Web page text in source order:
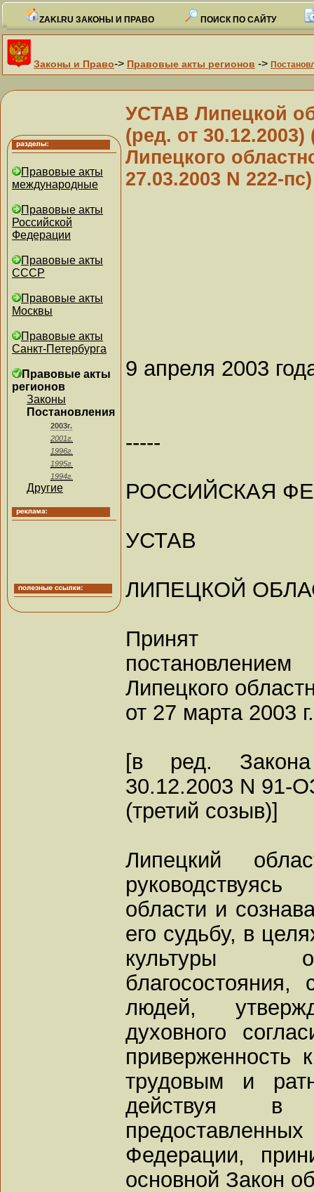
ZAKI.RU ЗАКОНЫ И ПРАВО ПОИСК ПО САЙТУ
Законы и Право-> Правовые акты регионов ->
Правовые акты
международные
Правовые акты
Российской
Федерации
Правовые акты
СССР
Правовые акты
Москвы
Правовые акты
Санкт-Петербурга
Правовые акты
регионов
Законы
Постановления
2003г.
2001г.
1996г.
1995г.
1994г.
Другие
УСТАВ Липецкой
(ред. от
Липецкого
27.03.2003 N 222-пс)
9 апреля 2003
-----
РОССИЙСКАЯ
УСТАВ
ЛИПЕЦКОЙ
Принят
постановлением
Липецкого
от 27 марта 2003
[в ред.
30.12.2003 N 91-
(третий созыв)]
Липецкий
области и
его судьбу, в
культуры
людей,
духовного
приверженность
трудовым и
действуя в
Федерации,
основной Закон